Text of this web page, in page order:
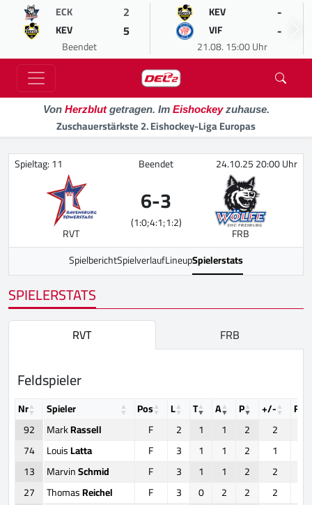
ECK 2
KEV 5
Beendet
KEV -
VIF -
21.08. 15:00 Uhr
Von Herzblutgetragen. Im Eishockeyzuhause.
Zuschauerstärkste 2. Eishockey-Liga Europas
Spieltag: 11 Beendet 24.10.25 20:00 Uhr
RVT
6-3
(1:0;4:1;1:2)
FRB
SpielberichtSpielverlaufLineupSpielerstats
SPIELERSTATS
RVT FRB
Feldspieler
Nr Spieler Pos L T A P +/-
92
MarkRassell F 2 1 1 2 2
74
LouisLatta F 3 1 1 2 1
13
MarvinSchmid F 3 1 1 2 2
27
ThomasReichel F 3 0 2 2 2